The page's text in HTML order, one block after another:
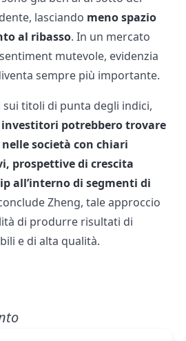
lasciando meno spazio
al ribasso. In un mercato
mutevole, evidenzia
sempre più importante.
titoli di punta degli indici,
potrebbero trovare
società con chiari
prospettive di crescita
all’interno di segmenti di
Zheng, tale approccio
di produrre risultati di
e di alta qualità.